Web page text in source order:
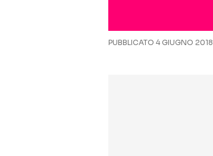
PUBBLICATO 4 GIUGNO 2018